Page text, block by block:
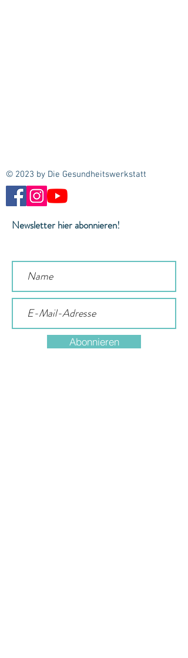
© 2023 by Die Gesundheitswerkstatt
Newsletter hier abonnieren!
Abonnieren